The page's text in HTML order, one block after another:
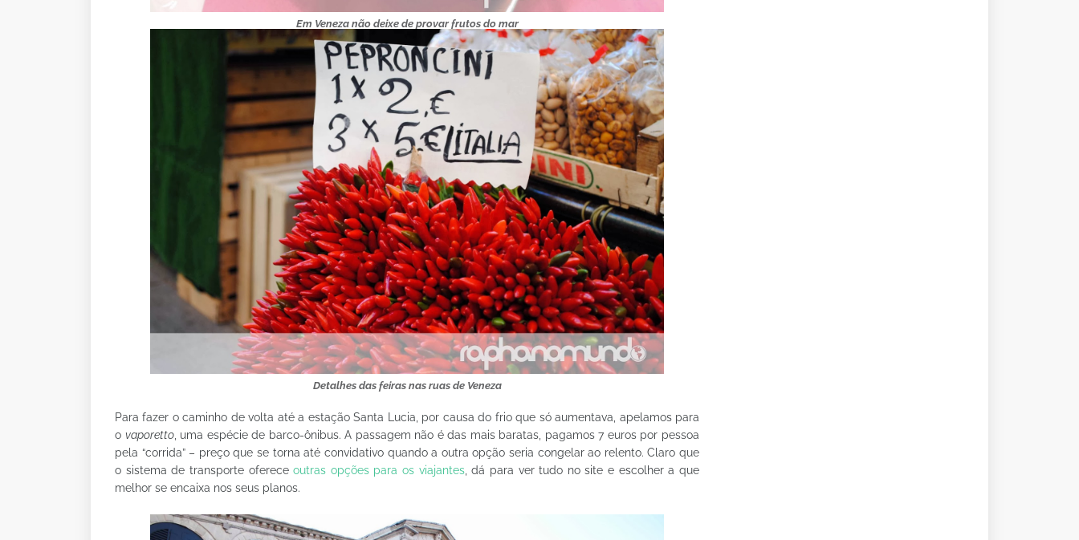
Em Veneza não deixe de provar frutos do mar
Detalhes das feiras nas ruas de Veneza
Para fazer o caminho de volta até a estação Santa Lucia, por causa do frio que só aumentava, apelamos para
o vaporetto, uma espécie de barco-ônibus. A passagem não é das mais baratas, pagamos 7 euros por pessoa
pela “corrida” – preço que se torna até convidativo quando a outra opção seria congelar ao relento. Claro que
o sistema de transporte ofereceoutras opções para os viajantes, dá para ver tudo no site e escolher a que
melhor se encaixa nos seus planos.